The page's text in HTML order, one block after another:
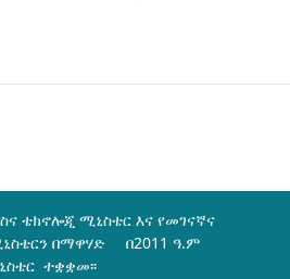
ቴክኖሎጂ ሚኒስቴር እና የመገናኛና
በማዋሃድ በ2011 ዓ.ም
ተቋቋመ፡፡